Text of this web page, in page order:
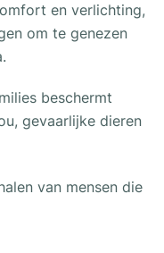
en verlichting,
om te genezen
beschermt
gevaarlijke dieren
van mensen die